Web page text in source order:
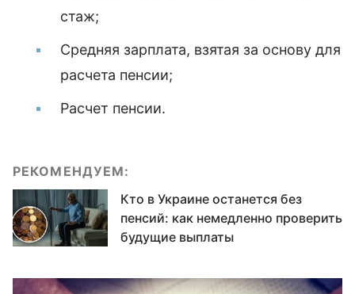
стаж;
Средняя зарплата, взятая за основу для
расчета пенсии;
Расчет пенсии.
РЕКОМЕНДУЕМ:
Кто в Украине останется без
пенсий: как немедленно проверить
будущие выплаты